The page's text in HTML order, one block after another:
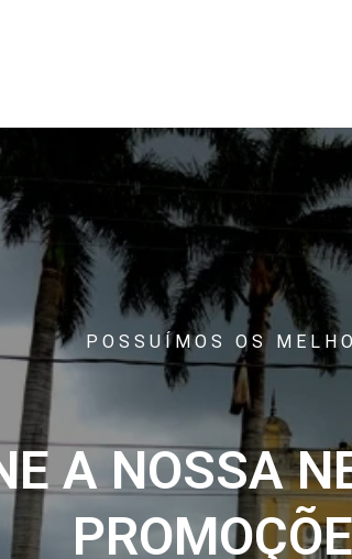
POSSUÍMOS OS
A NOSSA